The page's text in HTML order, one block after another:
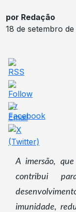
por Redação
18 de setembro
A imersão,
contribui
imunidade,